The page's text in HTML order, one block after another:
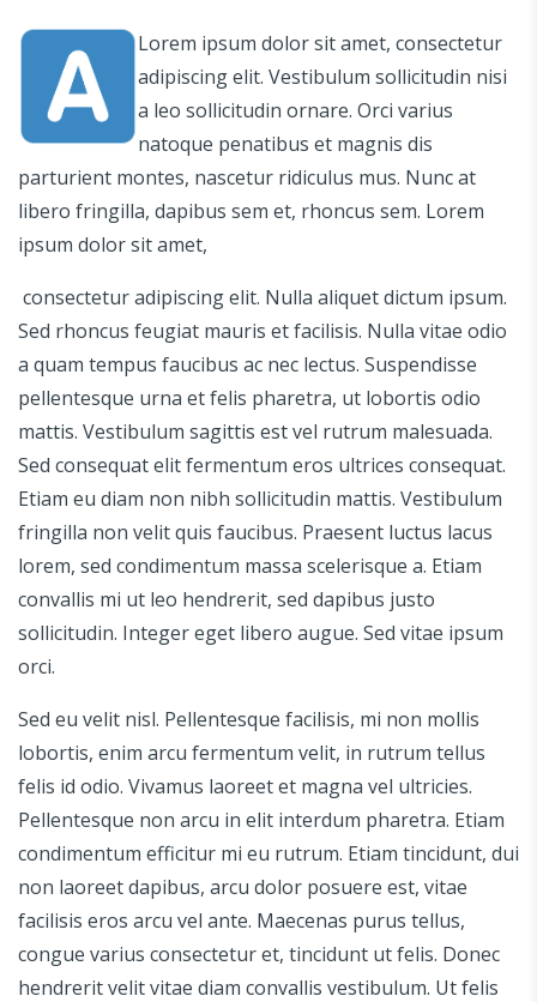
Lorem ipsum dolor sit amet, consectetur
adipiscing elit. Vestibulum sollicitudin nisi
a leo sollicitudin ornare. Orci varius
natoque penatibus et magnis dis
parturient montes, nascetur ridiculus mus. Nunc at
libero fringilla, dapibus sem et, rhoncus sem. Lorem
ipsum dolor sit amet,
consectetur adipiscing elit. Nulla aliquet dictum ipsum.
Sed rhoncus feugiat mauris et facilisis. Nulla vitae odio
a quam tempus faucibus ac nec lectus. Suspendisse
pellentesque urna et felis pharetra, ut lobortis odio
mattis. Vestibulum sagittis est vel rutrum malesuada.
Sed consequat elit fermentum eros ultrices consequat.
Etiam eu diam non nibh sollicitudin mattis. Vestibulum
fringilla non velit quis faucibus. Praesent luctus lacus
lorem, sed condimentum massa scelerisque a. Etiam
convallis mi ut leo hendrerit, sed dapibus justo
sollicitudin. Integer eget libero augue. Sed vitae ipsum
orci.
Sed eu velit nisl. Pellentesque facilisis, mi non mollis
lobortis, enim arcu fermentum velit, in rutrum tellus
felis id odio. Vivamus laoreet et magna vel ultricies.
Pellentesque non arcu in elit interdum pharetra. Etiam
condimentum efficitur mi eu rutrum. Etiam tincidunt, dui
non laoreet dapibus, arcu dolor posuere est, vitae
facilisis eros arcu vel ante. Maecenas purus tellus,
congue varius consectetur et, tincidunt ut felis. Donec
hendrerit velit vitae diam convallis vestibulum. Ut felis